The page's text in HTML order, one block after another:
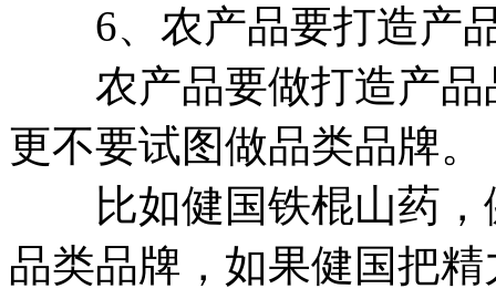
6、农产品要打造产
农产品要做打造产品
更不要试图做品类品牌。
比如健国铁棍山药，
品类品牌，如果健国把